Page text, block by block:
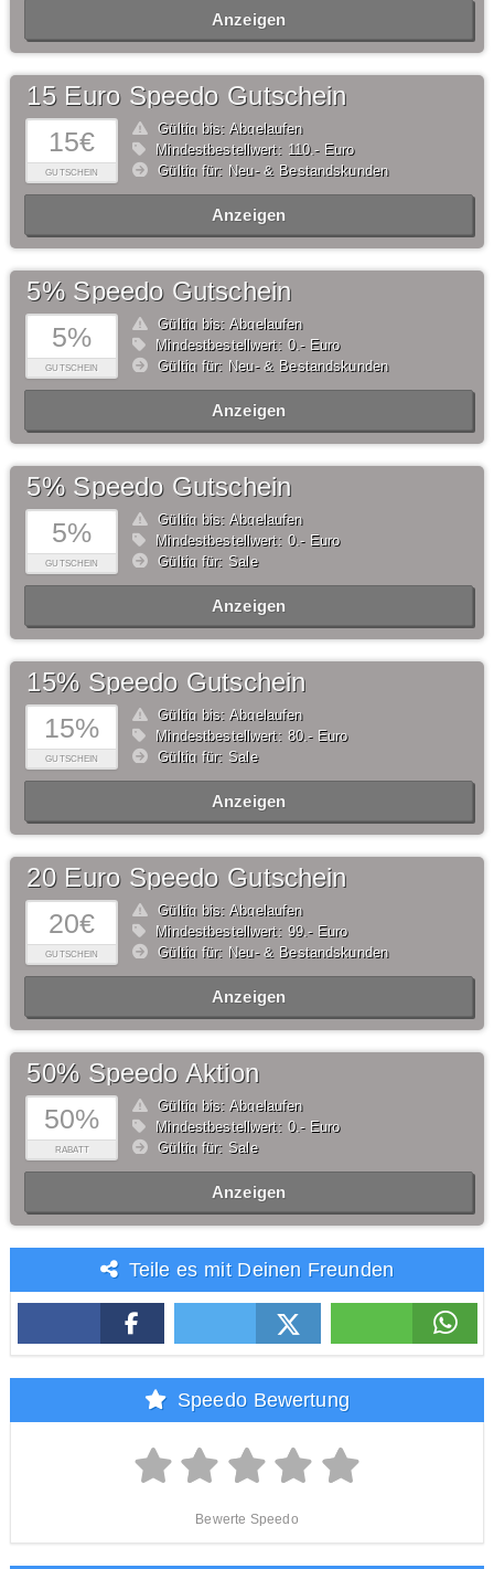
Anzeigen
15€
GUTSCHEIN
15 Euro Speedo Gutschein
Gültig bis: Abgelaufen
Mindestbestellwert: 110,- Euro
Gültig für: Neu- & Bestandskunden
Anzeigen
5%
GUTSCHEIN
5% Speedo Gutschein
Gültig bis: Abgelaufen
Mindestbestellwert: 0,- Euro
Gültig für: Neu- & Bestandskunden
Anzeigen
5%
GUTSCHEIN
5% Speedo Gutschein
Gültig bis: Abgelaufen
Mindestbestellwert: 0,- Euro
Gültig für: Sale
Anzeigen
15%
GUTSCHEIN
15% Speedo Gutschein
Gültig bis: Abgelaufen
Mindestbestellwert: 80,- Euro
Gültig für: Sale
Anzeigen
20€
GUTSCHEIN
20 Euro Speedo Gutschein
Gültig bis: Abgelaufen
Mindestbestellwert: 99,- Euro
Gültig für: Neu- & Bestandskunden
Anzeigen
50%
RABATT
50% Speedo Aktion
Gültig bis: Abgelaufen
Mindestbestellwert: 0,- Euro
Gültig für: Sale
Anzeigen
Teile es mit Deinen Freunden
Speedo Bewertung
Bewerte Speedo